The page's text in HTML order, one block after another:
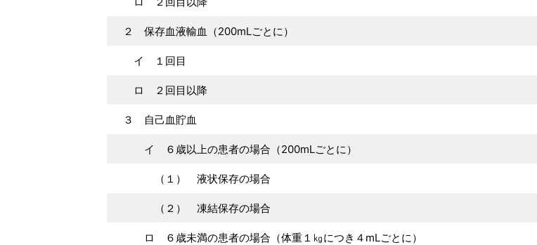
２ 保存血液輸血（200mLごとに）
イ １回目
ロ ２回目以降
３ 自己血貯血
イ ６歳以上の患者の場合（200mLごとに）
（１） 液状保存の場合
（２） 凍結保存の場合
ロ ６歳未満の患者の場合（体重１㎏につき４mLごとに）